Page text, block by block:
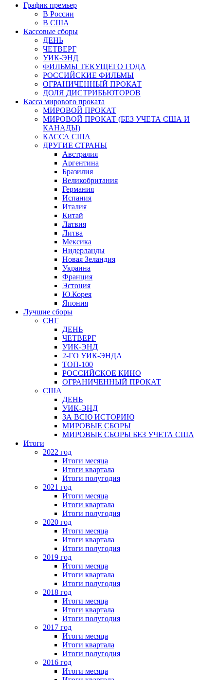
График премьер
В России
В США
Кассовые сборы
ДЕНЬ
ЧЕТВЕРГ
УИК-ЭНД
ФИЛЬМЫ ТЕКУЩЕГО ГОДА
РОССИЙСКИЕ ФИЛЬМЫ
ОГРАНИЧЕННЫЙ ПРОКАТ
ДОЛЯ ДИСТРИБЬЮТОРОВ
Касса мирового проката
МИРОВОЙ ПРОКАТ
МИРОВОЙ ПРОКАТ (БЕЗ УЧЕТА США И
КАНАДЫ)
КАССА США
ДРУГИЕ СТРАНЫ
Австралия
Аргентина
Бразилия
Великобритания
Германия
Испания
Италия
Китай
Латвия
Литва
Мексика
Нидерланды
Новая Зеландия
Украина
Франция
Эстония
Ю.Корея
Япония
Лучшие сборы
СНГ
ДЕНЬ
ЧЕТВЕРГ
УИК-ЭНД
2-ГО УИК-ЭНДА
ТОП-100
РОССИЙСКОЕ КИНО
ОГРАНИЧЕННЫЙ ПРОКАТ
США
ДЕНЬ
УИК-ЭНД
ЗА ВСЮ ИСТОРИЮ
МИРОВЫЕ СБОРЫ
МИРОВЫЕ СБОРЫ БЕЗ УЧЕТА США
Итоги
2022 год
Итоги месяца
Итоги квартала
Итоги полугодия
2021 год
Итоги месяца
Итоги квартала
Итоги полугодия
2020 год
Итоги месяца
Итоги квартала
Итоги полугодия
2019 год
Итоги месяца
Итоги квартала
Итоги полугодия
2018 год
Итоги месяца
Итоги квартала
Итоги полугодия
2017 год
Итоги месяца
Итоги квартала
Итоги полугодия
2016 год
Итоги месяца